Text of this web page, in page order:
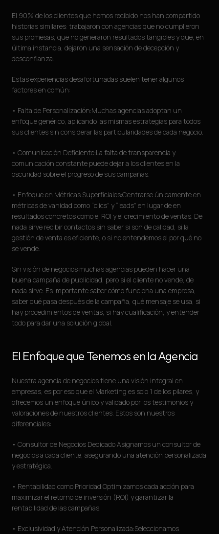
El 90% de los clientes que hemos recibido nos han compartido
historias similares: trabajaron con agencias que no cumplieron
sus promesas, que no generaron resultados tangibles y que, en
última instancia, dejaron una sensación de decepción y
desconfianza.
Estas experiencias desafortunadas suelen tener algunos
factores en común:
• Falta de Personalización:Muchas agencias adoptan un
enfoque genérico, aplicando las mismas estrategias para todos
sus clientes sin considerar las particularidades de cada negocio.
• Comunicación Deficiente:La falta de transparencia y
comunicación constante puede dejar a los clientes en la
oscuridad sobre el progreso de sus campañas.
• Enfoque en Métricas Superficiales:Centrarse únicamente en
métricas de vanidad como “clics” y “leads” en lugar de en
resultados concretos como el ROI y el crecimiento de ventas. De
nada sirve recibir contactos sin saber si son de calidad, si la
gestión de venta es eficiente, o si no entendemos el por qué no
se vende.
Sin visión de negocios:muchas agencias pueden hacer una
buena campaña de publicidad, pero si el cliente no vende, de
nada sirve. Es importante saber cómo funciona una empresa,
saber qué pasa después de la campaña, qué mensaje se usa, si
hay procedimientos de ventas, si hay cualificación, y entender
todo para dar una solución global.
El Enfoque que Tenemos en la Agencia
Nuestra agencia de negocios tiene una visión integral en
empresas, es por eso que el Marketing es solo 1 de los pilares, y
ofrecemos un enfoque único y validado por los testimonios y
valoraciones de nuestros clientes. Estos son nuestros
diferenciales:
• Consultor de Negocios Dedicado:Asignamos un consultor de
negocios a cada cliente, asegurando una atención personalizada
y estratégica.
• Rentabilidad como Prioridad:Optimizamos cada acción para
maximizar el retorno de inversión (ROI) y garantizar la
rentabilidad de las campañas.
• Exclusividad y Atención Personalizada:Seleccionamos